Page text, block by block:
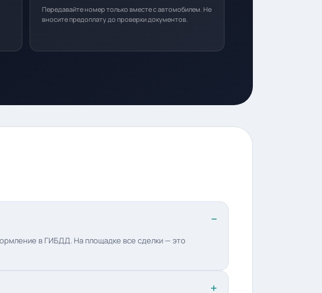
Передавайте номер только вместе с автомобилем. Не
вносите предоплату до проверки документов.
в ГИБДД. На площадке все сделки — это